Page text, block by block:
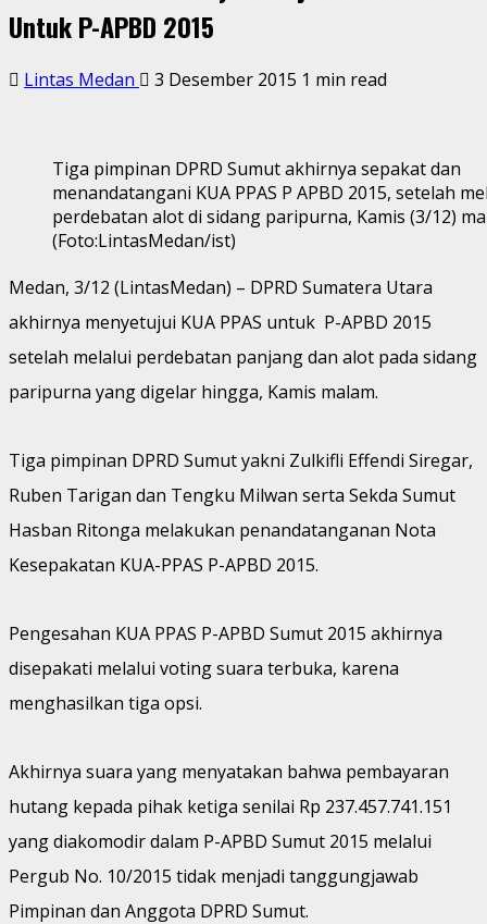
Untuk P-APBD 2015
Lintas Medan 3 Desember 2015 1 min read
Tiga pimpinan DPRD Sumut akhirnya sepakat dan
menandatangani KUA PPAS P APBD 2015, setelah
perdebatan alot di sidang paripurna, Kamis (3/12)
(Foto:LintasMedan/ist)
Medan, 3/12 (LintasMedan) – DPRD Sumatera Utara
akhirnya menyetujui KUA PPAS untuk P-APBD 2015
setelah melalui perdebatan panjang dan alot pada sidang
paripurna yang digelar hingga, Kamis malam.
Tiga pimpinan DPRD Sumut yakni Zulkifli Effendi Siregar,
Ruben Tarigan dan Tengku Milwan serta Sekda Sumut
Hasban Ritonga melakukan penandatanganan Nota
Kesepakatan KUA-PPAS P-APBD 2015.
Pengesahan KUA PPAS P-APBD Sumut 2015 akhirnya
disepakati melalui voting suara terbuka, karena
menghasilkan tiga opsi.
Akhirnya suara yang menyatakan bahwa pembayaran
hutang kepada pihak ketiga senilai Rp 237.457.741.151
yang diakomodir dalam P-APBD Sumut 2015 melalui
Pergub No. 10/2015 tidak menjadi tanggungjawab
Pimpinan dan Anggota DPRD Sumut.